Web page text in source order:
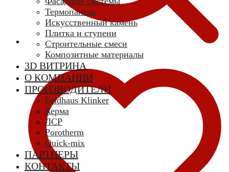
Термопанель
Искусственный камень
Плитка и ступени
Строительные смеси
Композитные материалы
3D ВИТРИНА
О КОМПАНИИ
ПРОИЗВОДИТЕЛИ
Feldhaus Klinker
Керма
ЛСР
Porotherm
Quick-mix
ПАРТНЕРЫ
КОНТАКТЫ